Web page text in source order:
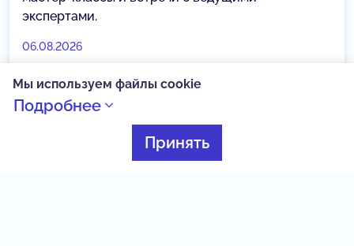
экспертами.
06.08.2026
Сириус
Мы используем файлы cookie
Подробнее
Принять